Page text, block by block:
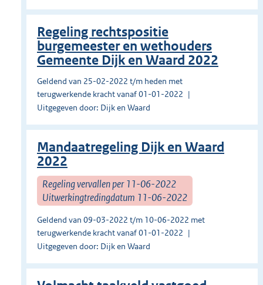
Regeling rechtspositie
burgemeester en wethouders
Gemeente Dijk en Waard 2022
Geldend van 25-02-2022 t/m heden met
terugwerkende kracht vanaf 01-01-2022
Uitgegeven door: Dijk en Waard
Mandaatregeling Dijk en Waard
2022
Regeling vervallen per 11-06-2022
Uitwerkingtredingdatum 11-06-2022
Geldend van 09-03-2022 t/m 10-06-2022 met
terugwerkende kracht vanaf 01-01-2022
Uitgegeven door: Dijk en Waard